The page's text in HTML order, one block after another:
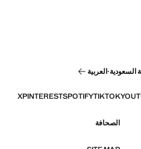
السعودية·العربية
TIKTOK
SPOTIFY
PINTEREST
X
الصحافة